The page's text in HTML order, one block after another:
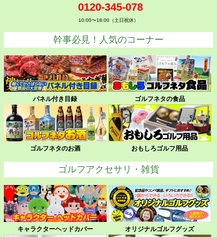
0120-345-078
10:00〜18:00（土日祝休）
幹事必見！人気のコーナー
パネル付き目録 ゴルフネタの食品
ゴルフネタのお酒 おもしろゴルフ用品
ゴルフアクセサリ・雑貨
キャラクターヘッドカバー オリジナルゴルフグッズ